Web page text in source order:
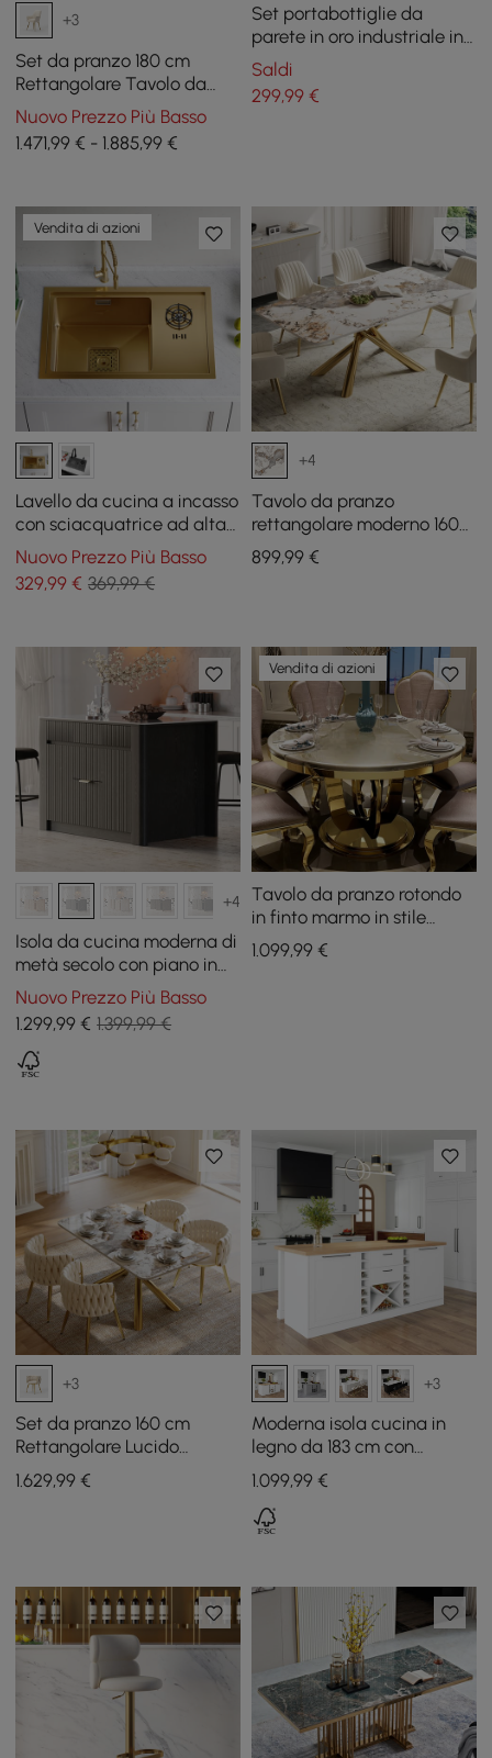
+3
Set da pranzo 180 cm
Rettangolare Tavolo da
pranzo in pietra
sinterizzata lucida
Pandora con 6 sedie
Nuovo Prezzo Più Basso
1.471,99 € - 1.885,99 €
Set portabottiglie da
parete in oro industriale in
metallo
Saldi
299,99€
Vendita di azioni
Lavello da cucina a incasso
con sciacquatrice ad alta
pressione Lavabicchieri in
acciaio inossidabile dorato
Nuovo Prezzo Più Basso
329,99 € 369,99 €
+4
Tavolo da pranzo
rettangolare moderno 160
cm in pietra sinterizzata
Pandora lucida, 4 posti
899,99€
+4
Isola da cucina moderna di
metà secolo con piano in
pietra lucida e scomparti
per armadietti in nero, 129
cm
Nuovo Prezzo Più Basso
1.299,99 € 1.399,99 €
Vendita di azioni
Tavolo da pranzo rotondo
in finto marmo in stile
moderno da 47,2 pollici per
4-6 persone
1.099,99€
+3
Set da pranzo 160 cm
Rettangolare Lucido
Pandora Tavolo da pranzo
in pietra sinterizzata con 4
1.629,99 €
+3
Moderna isola cucina in
legno da 183 cm con
portabottiglie, naturale e
bianca
1.099,99€